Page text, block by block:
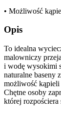
• Możliwość
Opis
To idealna
malowniczy
i wodę wysokimi
naturalne baseny
możliwość kąpieli
Chętne osoby
której